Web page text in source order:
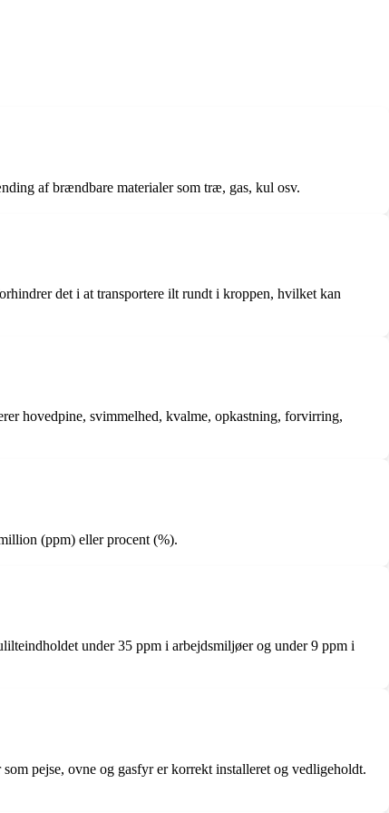
af brændbare materialer som træ, gas, kul osv.
det i at transportere ilt rundt i kroppen, hvilket kan
hovedpine, svimmelhed, kvalme, opkastning, forvirring,
(ppm) eller procent (%).
under 35 ppm i arbejdsmiljøer og under 9 ppm i
pejse, ovne og gasfyr er korrekt installeret og vedligeholdt.